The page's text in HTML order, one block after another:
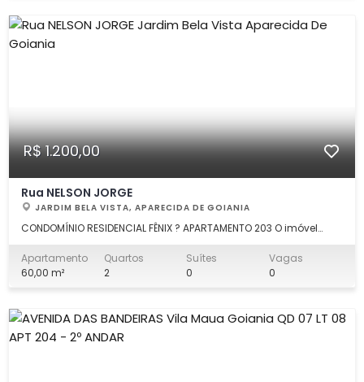
R$ 1.200,00
Rua NELSON JORGE
JARDIM BELA VISTA, APARECIDA DE GOIANIA
CONDOMÍNIO RESIDENCIAL FÊNIX ? APARTAMENTO 203 O imóvel
circulação 01 vaga de garagem Entre em contato para
Apartamento
60,00 m²
Quartos
2
Suítes
0
Vagas
0